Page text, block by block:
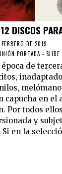
DISCOS
DE 2019
·PORTADA - SLIDE·
de
capucha en el
Por todos
y
en la